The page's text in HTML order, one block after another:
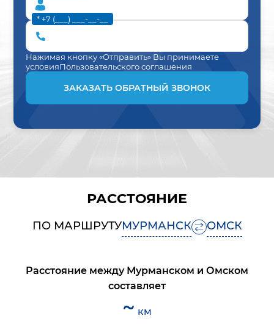
* +7 (___) ___-__-__
Нажимая кнопку «Отправить» Вы принимаете
условияПользовательского соглашения
ЗАКАЗАТЬ ОБРАТНЫЙ ЗВОНОК
РАССТОЯНИЕ
ПО МАРШРУТУМУРМАНСК ОМСК
Расстояние между Мурманском и Омском
составляет
~ км